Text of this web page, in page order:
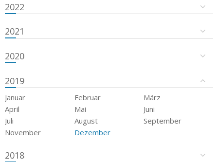
2022
2021
2020
2019
Januar Februar
März
April
Mai
Juni
Juli
August
September
November
Dezember
2018